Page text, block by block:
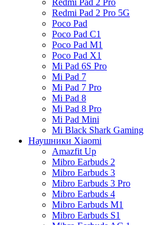
Redmi Pad 2 Pro 5G
Poco Pad
Poco Pad C1
Poco Pad M1
Poco Pad X1
Mi Pad 6S Pro
Mi Pad 7
Mi Pad 7 Pro
Mi Pad 8
Mi Pad 8 Pro
Mi Pad Mini
Mi Black Shark Gaming
Наушники Xiaomi
Amazfit Up
Mibro Earbuds 2
Mibro Earbuds 3
Mibro Earbuds 3 Pro
Mibro Earbuds 4
Mibro Earbuds M1
Mibro Earbuds S1